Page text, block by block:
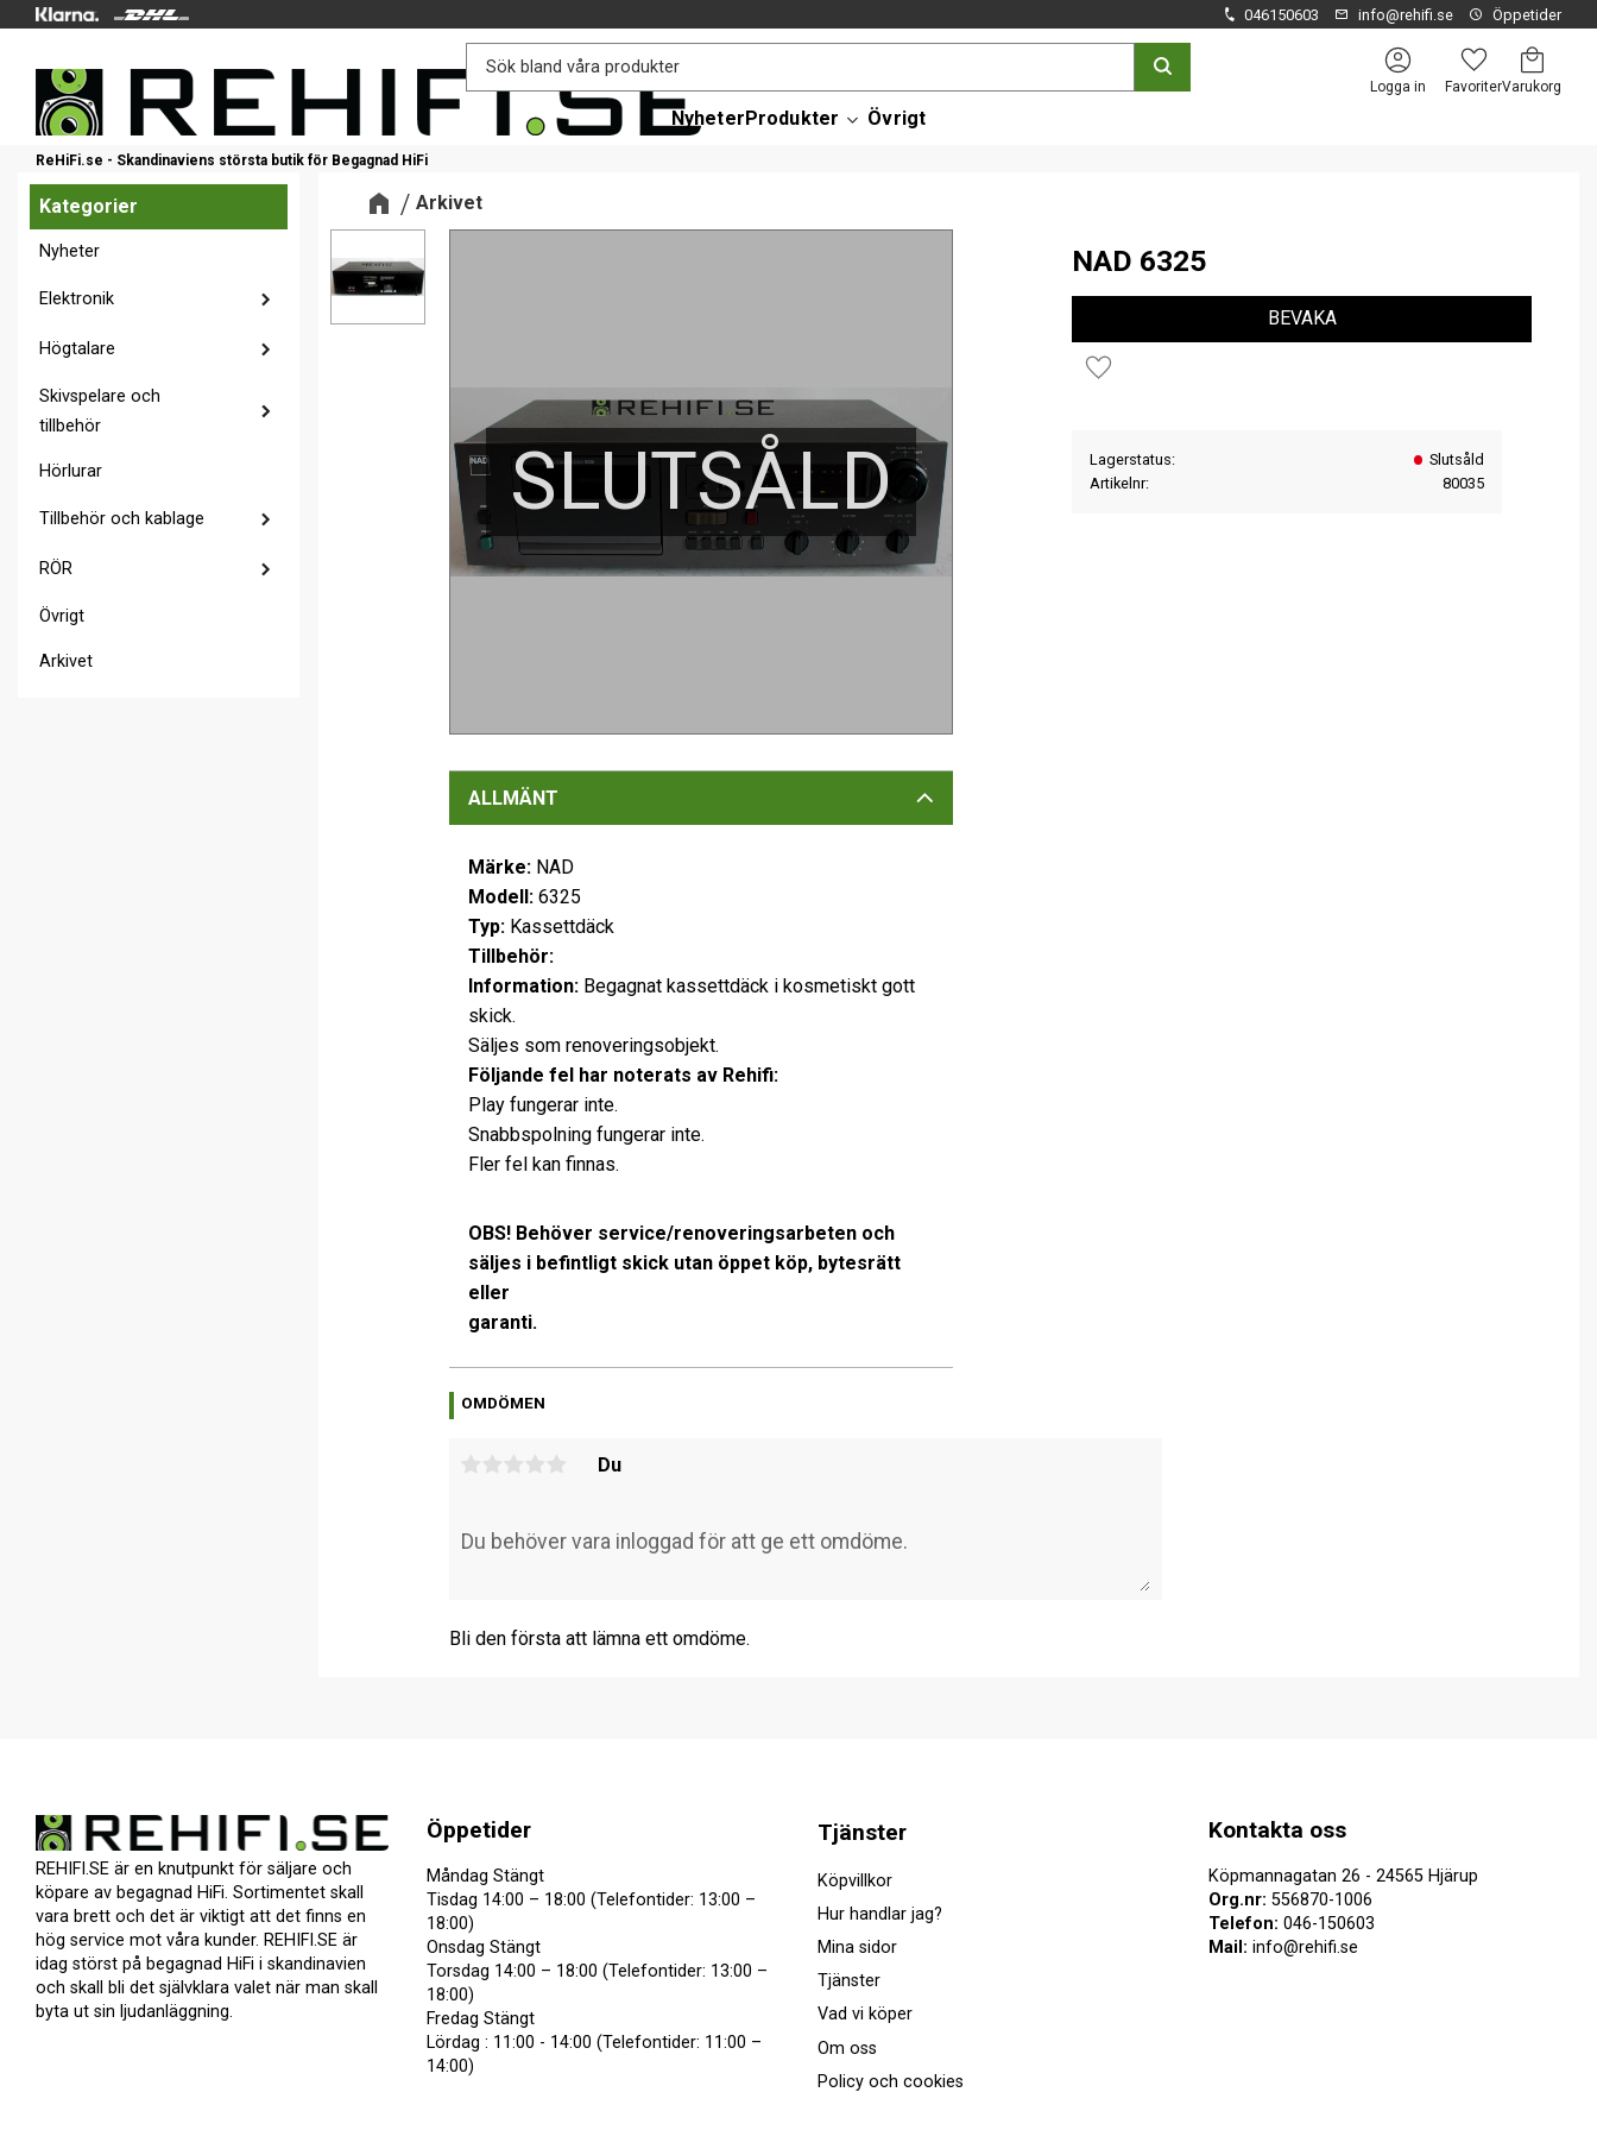
046150603 info@rehifi.se Öppetider
ReHiFi.se - Skandinaviens största butik för Begagnad HiFi
Logga in
Favoriter
Kundvagn
NyheterProdukter Övrigt
Arkivet
NAD 6325
SLUTSÅLD
Lägg till i favoriter
BEVAKA
Lagerstatus
Slutsåld
Artikelnr
80035
ALLMÄNT
Märke:NAD
Modell:6325
Typ:Kassettdäck
Tillbehör:
Information:Begagnat kassettdäck i kosmetiskt gott
skick.
Säljes som renoveringsobjekt.
Följande fel har noterats av Rehifi:
Play fungerar inte.
Snabbspolning fungerar inte.
Fler fel kan finnas.
OBS! Behöver service/renoveringsarbeten och
säljes i befintligt skick utan öppet köp, bytesrätt
eller
garanti.
OMDÖMEN
Du
Bli den första att lämna ett omdöme.
Kategorier
Nyheter
Elektronik
Högtalare
Skivspelare och
tillbehör
Hörlurar
Tillbehör och kablage
RÖR
Övrigt
Arkivet
REHIFI.SE är en knutpunkt för säljare och
köpare av begagnad HiFi. Sortimentet skall
vara brett och det är viktigt att det finns en
hög service mot våra kunder. REHIFI.SE är
idag störst på begagnad HiFi i skandinavien
och skall bli det självklara valet när man skall
byta ut sin ljudanläggning.
Öppetider
Måndag Stängt
Tisdag 14:00 – 18:00 (Telefontider: 13:00 –
18:00)
Onsdag Stängt
Torsdag 14:00 – 18:00 (Telefontider: 13:00 –
18:00)
Fredag Stängt
Lördag : 11:00 - 14:00 (Telefontider: 11:00 –
14:00)
Kontakta oss
Köpmannagatan 26 - 24565 Hjärup
Org.nr: 556870-1006
Telefon: 046-150603
Mail: info@rehifi.se
Tjänster
Köpvillkor
Hur handlar jag?
Mina sidor
Tjänster
Vad vi köper
Om oss
Policy och cookies